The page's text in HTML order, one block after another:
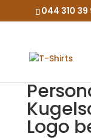
044 310 39
Logo